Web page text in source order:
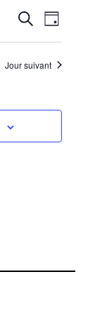
de
Recherche
de
vues
Jour
Jour suivant